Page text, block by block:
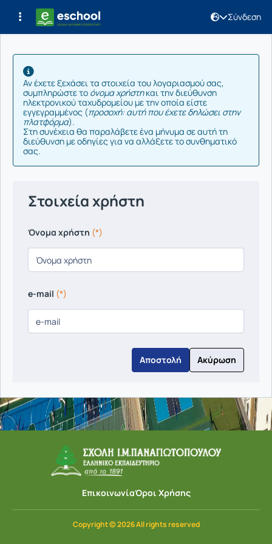
Σύνδεση
Ορισμός νέου συνθηματικού
Αν έχετε ξεχάσει τα στοιχεία του λογαριασμού σας,
συμπληρώστε το όνομα χρήστηκαι την διεύθυνση
ηλεκτρονικού ταχυδρομείου με την οποία είστε
εγγεγραμμένος (προσοχή: αυτή που έχετε δηλώσει στην
πλατφόρμα).
Στη συνέχεια θα παραλάβετε ένα μήνυμα σε αυτή τη
διεύθυνση με οδηγίες για να αλλάξετε το συνθηματικό
σας.
Στοιχεία χρήστη
Όνομα χρήστη (*)
e-mail (*)
Ακύρωση
ΕπικοινωνίαΌροι Χρήσης
Copyright © 2026 All rights reserved